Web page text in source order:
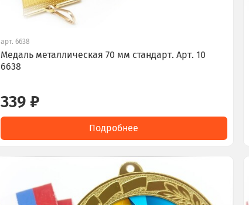
арт.6638
Медаль металлическая 70 мм стандарт. Арт. 10
6638
339 ₽
Подробнее